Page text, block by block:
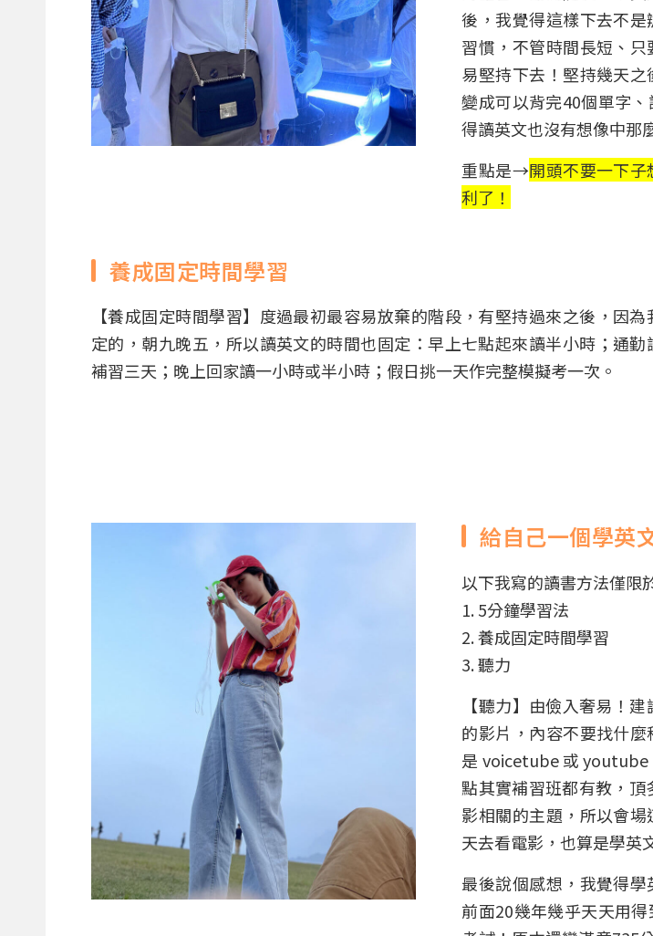
後，我覺得這樣下去不
習慣，不管時間長短、
易堅持下去！堅持幾天
變成可以背完40個單字
得讀英文也沒有想像中那
重點是→開頭不要一下
利了！
養成固定時間學習
【養成固定時間學習】度過最初最容易放棄的階段，有堅持過來之後，因
定的，朝九晚五，所以讀英文的時間也固定：早上七點起來讀半小時；通勤
補習三天；晚上回家讀一小時或半小時；假日挑一天作完整模擬考一次。
給自己一個學英
以下我寫的讀書方法僅限
1. 5分鐘學習法
2. 養成固定時間學習
3. 聽力
【聽力】由儉入奢易！
的影片，內容不要找什
是 voicetube 或 youtube
點其實補習班都有教，
影相關的主題，所以會
天去看電影，也算是學英
最後說個感想，我覺得
前面20幾年幾乎天天用